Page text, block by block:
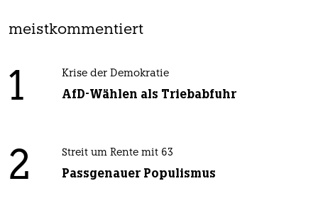
meistkommentiert
1 Krise der Demokratie
AfD-Wählen als Triebabfuhr
2 Streit um Rente mit 63
Passgenauer Populismus